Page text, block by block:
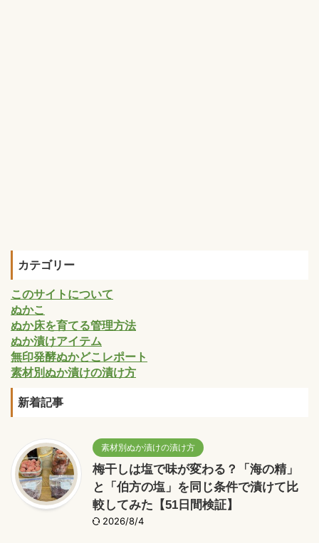
カテゴリー
このサイトについて
ぬかこ
ぬか床を育てる管理方法
ぬか漬けアイテム
無印発酵ぬかどこレポート
素材別ぬか漬けの漬け方
新着記事
素材別ぬか漬けの漬け方
梅干しは塩で味が変わる？「海の精」
と「伯方の塩」を同じ条件で漬けて比
較してみた【51日間検証】
2026/8/4